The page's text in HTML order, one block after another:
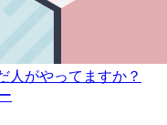
人がやってますか？